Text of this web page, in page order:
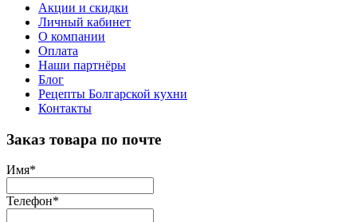
Акции и скидки
Личный кабинет
О компании
Оплата
Наши партнёры
Блог
Рецепты Болгарской кухни
Контакты
Заказ товара по почте
Имя*
Телефон*